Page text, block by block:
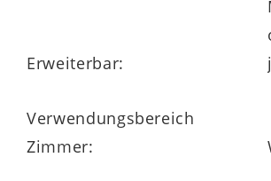
Erweiterbar:
Verwendungsbereich
Zimmer: